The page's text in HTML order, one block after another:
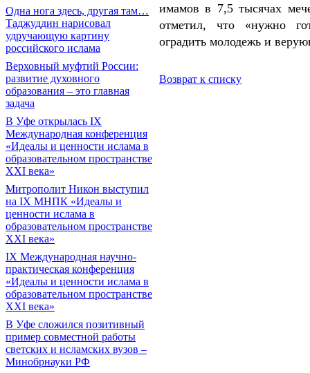
Одна нога здесь, другая там…
Таджуддин нарисовал
удручающую картину
российского ислама
Верховный муфтий России:
развитие духовного
образования – это главная
задача
В Уфе открылась IX
Международная конференция
«Идеалы и ценности ислама в
образовательном пространстве
XXI века»
Митрополит Никон выступил
на IX МНПК «Идеалы и
ценности ислама в
образовательном пространстве
XXI века»
IX Международная научно-
практическая конференция
«Идеалы и ценности ислама в
образовательном пространстве
XXI века»
В Уфе сложился позитивный
пример совместной работы
светских и исламских вузов –
Минобрнауки РФ
имамов в 7,5 тысячах
отметил, что «нужно
оградить молодежь и
Возврат к списку